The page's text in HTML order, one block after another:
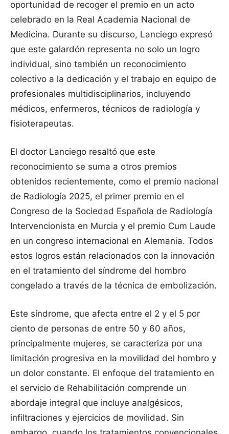
oportunidad de recoger el premio en un acto
celebrado en la Real Academia Nacional de
Medicina. Durante su discurso, Lanciego expresó
que este galardón representa no solo un logro
individual, sino también un reconocimiento
colectivo a la dedicación y el trabajo en equipo de
profesionales multidisciplinarios, incluyendo
médicos, enfermeros, técnicos de radiología y
fisioterapeutas.
El doctor Lanciego resaltó que este
reconocimiento se suma a otros premios
obtenidos recientemente, como el premio nacional
de Radiología 2025, el primer premio en el
Congreso de la Sociedad Española de Radiología
Intervencionista en Murcia y el premio Cum Laude
en un congreso internacional en Alemania. Todos
estos logros están relacionados con la innovación
en el tratamiento del síndrome del hombro
congelado a través de la técnica de embolización.
Este síndrome, que afecta entre el 2 y el 5 por
ciento de personas de entre 50 y 60 años,
principalmente mujeres, se caracteriza por una
limitación progresiva en la movilidad del hombro y
un dolor constante. El enfoque del tratamiento en
el servicio de Rehabilitación comprende un
abordaje integral que incluye analgésicos,
infiltraciones y ejercicios de movilidad. Sin